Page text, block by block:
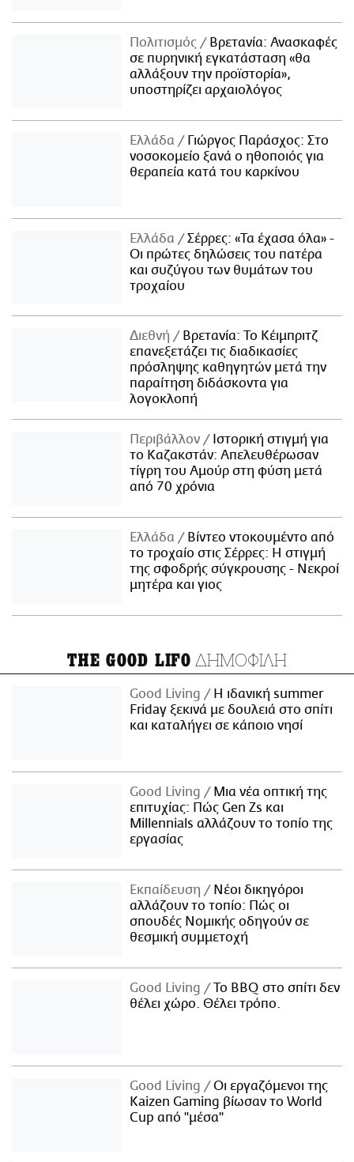
Πολιτισμός
Βρετανία: Ανασκαφές
σε πυρηνική εγκατάσταση «θα
αλλάξουν την προϊστορία»,
υποστηρίζει αρχαιολόγος
Ελλάδα
Γιώργος Παράσχος: Στο
νοσοκομείο ξανά ο ηθοποιός για
θεραπεία κατά του καρκίνου
Ελλάδα
Σέρρες: «Τα έχασα όλα» -
Οι πρώτες δηλώσεις του πατέρα
και συζύγου των θυμάτων του
τροχαίου
Διεθνή
Βρετανία: Το Κέιμπριτζ
επανεξετάζει τις διαδικασίες
πρόσληψης καθηγητών μετά την
παραίτηση διδάσκοντα για
λογοκλοπή
Περιβάλλον
Ιστορική στιγμή για
το Καζακστάν: Απελευθέρωσαν
τίγρη του Αμούρ στη φύση μετά
από 70 χρόνια
Ελλάδα
Βίντεο ντοκουμέντο από
το τροχαίο στις Σέρρες: Η στιγμή
της σφοδρής σύγκρουσης - Νεκροί
μητέρα και γιος
THE GOOD LIFO ΔΗΜΟΦΙΛΗ
Good Living
Η ιδανική summer
Friday ξεκινά με δουλειά στο σπίτι
και καταλήγει σε κάποιο νησί
Good Living
Μια νέα οπτική της
επιτυχίας: Πώς Gen Zs και
Millennials αλλάζουν το τοπίο της
εργασίας
Εκπαίδευση
Νέοι δικηγόροι
αλλάζουν το τοπίο: Πώς οι
σπουδές Νομικής οδηγούν σε
θεσμική συμμετοχή
Good Living
Το BBQ στο σπίτι δεν
θέλει χώρο. Θέλει τρόπο.
Good Living
Οι εργαζόμενοι της
Kaizen Gaming βίωσαν το World
Cup από "μέσα"